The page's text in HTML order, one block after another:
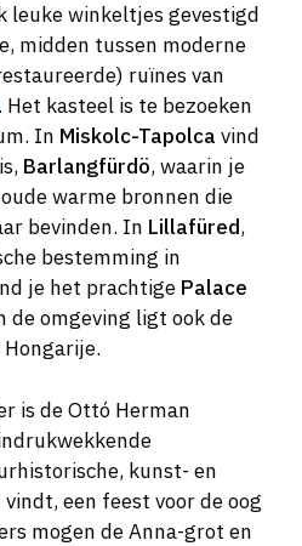
leuke winkeltjes gevestigd
midden tussen moderne
ruïnes van
. Het kasteel is te bezoeken
In Miskolc-Tapolca vind
Barlangfürdö, waarin je
warme bronnen die
bevinden. In Lillafüred,
bestemming in
je het prachtige Palace
de omgeving ligt ook de
Hongarije.
is de Ottó Herman
kunst- en
een feest voor de oog
mogen de Anna-grot en